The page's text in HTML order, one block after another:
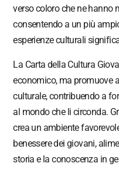
verso coloro che ne hanno
consentendo a un più
esperienze culturali
La Carta della Cultura
economico, ma promuove
culturale, contribuendo a
al mondo che li circonda.
crea un ambiente
benessere dei giovani,
storia e la conoscenza in